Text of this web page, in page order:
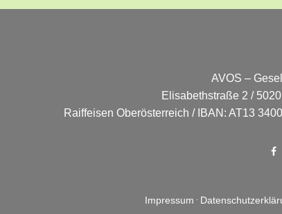
AVOS –
Elisabethstraße 2 /
Raiffeisen Oberösterreich / IBAN: AT13
Impressum